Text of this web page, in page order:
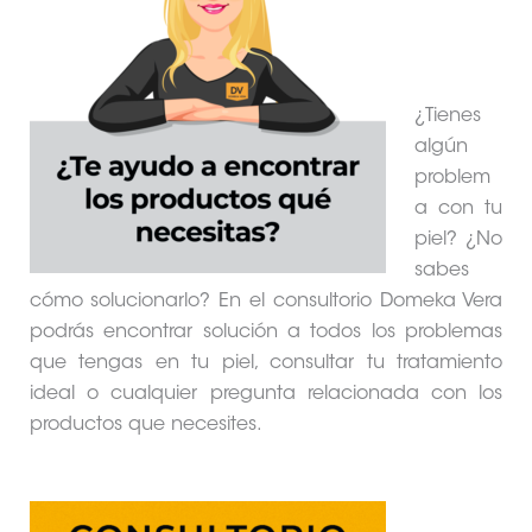
¿Tienes
algún
problem
a con tu
piel? ¿No
sabes
cómo solucionarlo? En el consultorio Domeka Vera
podrás encontrar solución a todos los problemas
que tengas en tu piel, consultar tu tratamiento
ideal o cualquier pregunta relacionada con los
productos que necesites.